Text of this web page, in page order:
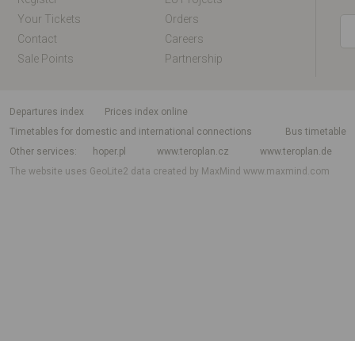
Your Tickets
Orders
Contact
Careers
Sale Points
Partnership
departures index
Prices index online
Timetables for domestic and international connections
Bus timetable
Other services
hoper.pl www.teroplan.cz
www.teroplan.de
The website uses GeoLite2 data created by MaxMindwww.maxmind.com